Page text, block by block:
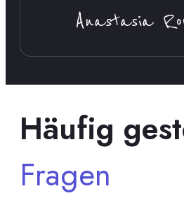
Anastasia
Häufig
Fragen